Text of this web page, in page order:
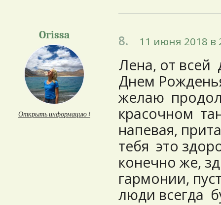
Orissa
Открыть информацию ↓
8. 11 июня 2018 в
Лена, от всей
Днем
желаю
красочном
напевая,
тебя это
конечно же,
гармонии,
люди всегда